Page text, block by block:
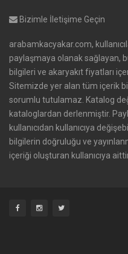
Bizimle İletişime Geçin
arabamkacyakar.com,
paylaşmaya olanak sağlayan,
bilgileri ve akaryakıt fiyatları
Sitemizde yer alan tüm içerik
sorumlu tutulamaz. Katalog
kataloglardan derlenmiştir.
kullanıcıdan kullanıcıya
bilgilerin doğruluğu ve
içeriği oluşturan kullanıcıya